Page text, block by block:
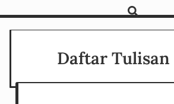
Daftar Tulisan